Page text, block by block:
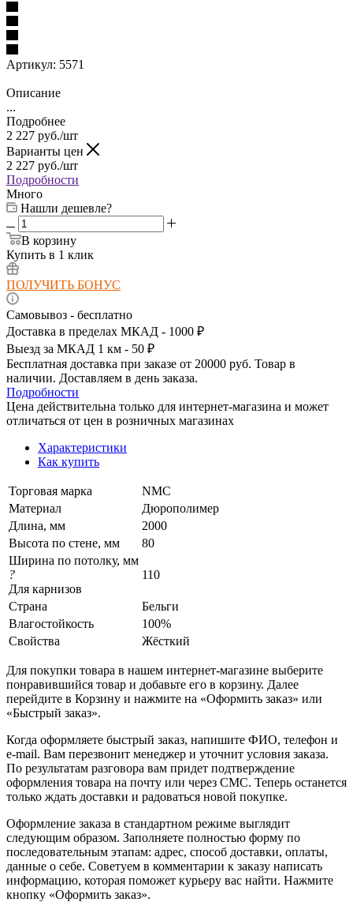
Артикул: 5571
Описание
...
Подробнее
2 227 руб./шт
Варианты цен
2 227 руб./шт
Подробности
Много
Нашли дешевле?
В корзину
Купить в 1 клик
ПОЛУЧИТЬ БОНУС
Самовывоз - бесплатно
Доставка в пределах МКАД - 1000 ₽
Выезд за МКАД 1 км - 50 ₽
Бесплатная доставка при заказе от 20000 руб. Товар в
наличии. Доставляем в день заказа.
Подробности
Цена действительна только для интернет-магазина и может
отличаться от цен в розничных магазинах
Характеристики
Как купить
Торговая марка
NMC
Материал
Дюрополимер
Длина, мм
2000
Высота по стене, мм
80
Ширина по потолку, мм
?
Для карнизов
110
Страна
Бельги
Влагостойкость
100%
Свойства
Жёсткий
Для покупки товара в нашем интернет-магазине выберите
понравившийся товар и добавьте его в корзину. Далее
перейдите в Корзину и нажмите на «Оформить заказ» или
«Быстрый заказ».
Когда оформляете быстрый заказ, напишите ФИО, телефон и
e-mail. Вам перезвонит менеджер и уточнит условия заказа.
По результатам разговора вам придет подтверждение
оформления товара на почту или через СМС. Теперь останется
только ждать доставки и радоваться новой покупке.
Оформление заказа в стандартном режиме выглядит
следующим образом. Заполняете полностью форму по
последовательным этапам: адрес, способ доставки, оплаты,
данные о себе. Советуем в комментарии к заказу написать
информацию, которая поможет курьеру вас найти. Нажмите
кнопку «Оформить заказ».